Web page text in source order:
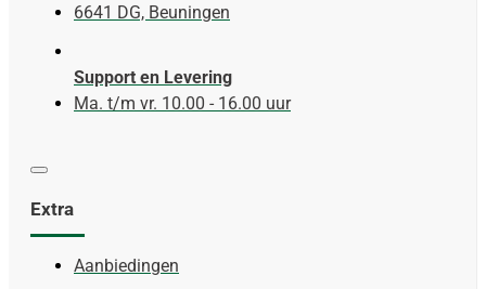
6641 DG, Beuningen
Support en Levering
Ma. t/m vr. 10.00 - 16.00 uur
Extra
Aanbiedingen